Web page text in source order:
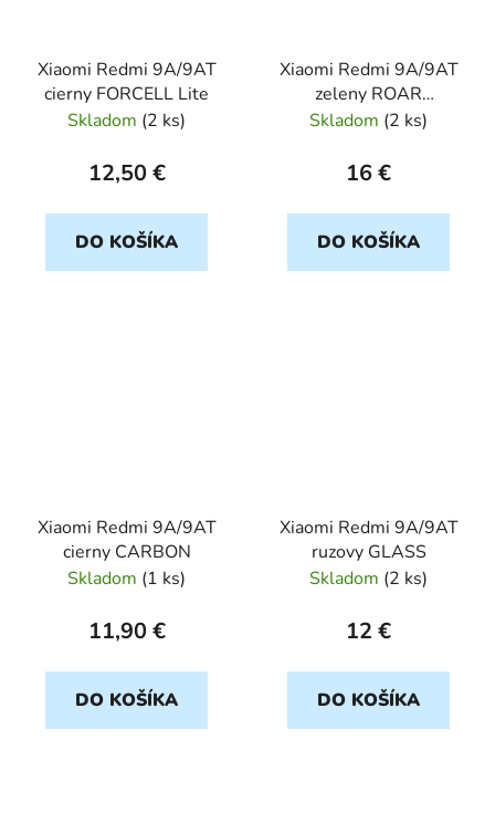
Xiaomi Redmi 9A/9AT
cierny FORCELL Lite
Skladom (2 ks)
12,50 €
DO KOŠÍKA
Xiaomi Redmi 9A/9AT
zeleny ROAR
COLORFUL
Skladom (2 ks)
16 €
DO KOŠÍKA
Xiaomi Redmi 9A/9AT
cierny CARBON
Skladom (1 ks)
11,90 €
DO KOŠÍKA
Xiaomi Redmi 9A/9AT
ruzovy GLASS
Skladom (2 ks)
12 €
DO KOŠÍKA